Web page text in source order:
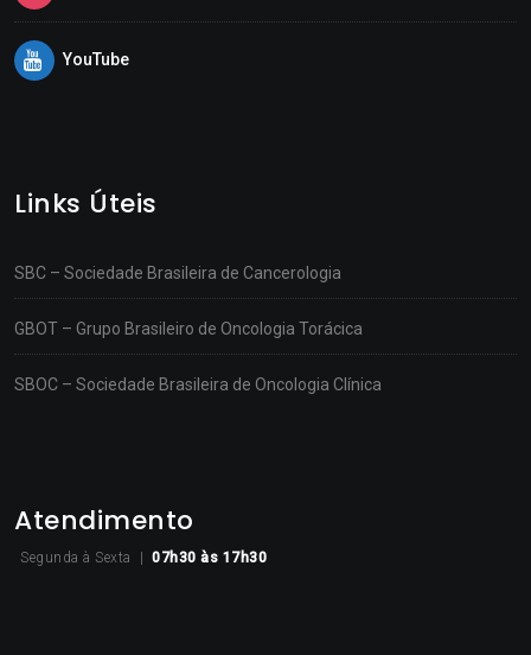
YouTube
Links Úteis
SBC – Sociedade Brasileira de Cancerologia
GBOT – Grupo Brasileiro de Oncologia Torácica
SBOC – Sociedade Brasileira de Oncologia Clínica
Atendimento
Segunda à Sexta | 07h30 às 17h30